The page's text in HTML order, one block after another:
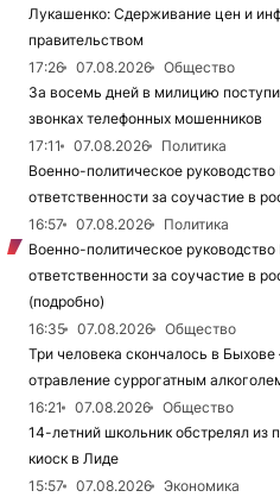
Лукашенко: Сдерживание цен и
правительством
17:26
07.08.2026
Общество
За восемь дней в милицию
звонках телефонных мошенников
17:11
07.08.2026
Политика
Военно-политическое
ответственности за соучастие в
16:57
07.08.2026
Политика
Военно-политическое
ответственности за соучастие в
(подробно)
16:35
07.08.2026
Общество
Три человека скончалось в
отравление суррогатным
16:21
07.08.2026
Общество
14-летний школьник обстрелял из
киоск в Лиде
15:57
07.08.2026
Экономика